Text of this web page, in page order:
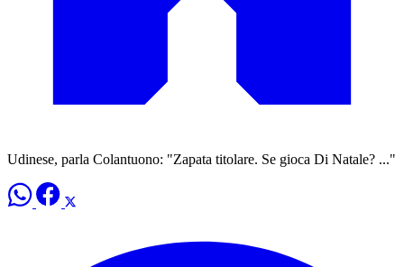
Udinese, parla Colantuono: "Zapata titolare. Se gioca Di Natale? ..."